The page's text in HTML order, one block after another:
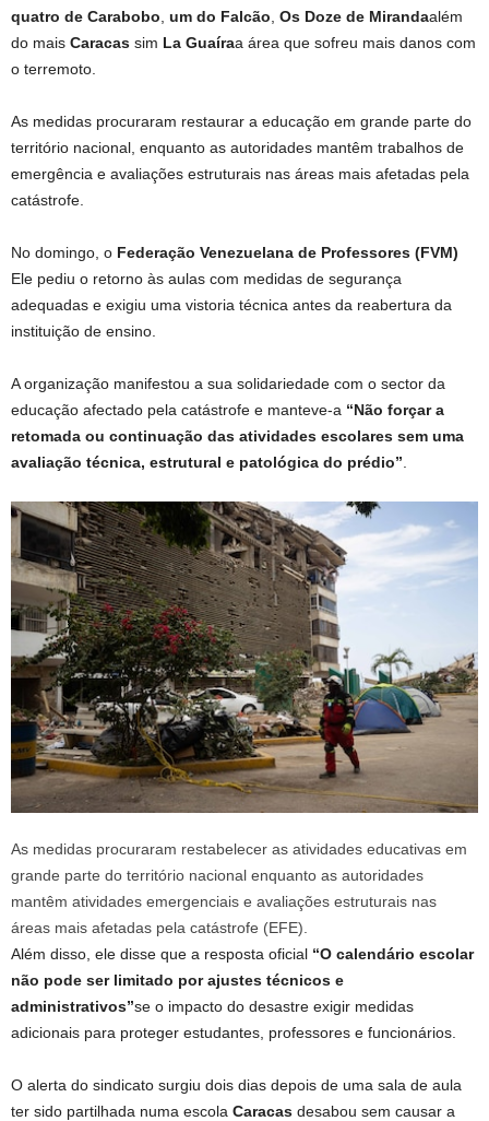
quatro de Carabobo um do Falcão Os Doze de Mirandaalém
do mais Caracas sim La Guaíraa área que sofreu mais danos com
o terremoto.
As medidas procuraram restaurar a educação em grande parte do
território nacional, enquanto as autoridades mantêm trabalhos de
emergência e avaliações estruturais nas áreas mais afetadas pela
catástrofe.
No domingo, o Federação Venezuelana de Professores (FVM)
Ele pediu o retorno às aulas com medidas de segurança
adequadas e exigiu uma vistoria técnica antes da reabertura da
instituição de ensino.
A organização manifestou a sua solidariedade com o sector da
educação afectado pela catástrofe e manteve-a “Não forçar a
retomada ou continuação das atividades escolares sem uma
avaliação técnica, estrutural e patológica do prédio”
As medidas procuraram restabelecer as atividades educativas em
grande parte do território nacional enquanto as autoridades
mantêm atividades emergenciais e avaliações estruturais nas
áreas mais afetadas pela catástrofe (EFE).
Além disso, ele disse que a resposta oficial “O calendário escolar
não pode ser limitado por ajustes técnicos e
administrativos”se o impacto do desastre exigir medidas
adicionais para proteger estudantes, professores e funcionários.
O alerta do sindicato surgiu dois dias depois de uma sala de aula
ter sido partilhada numa escola Caracas desabou sem causar a